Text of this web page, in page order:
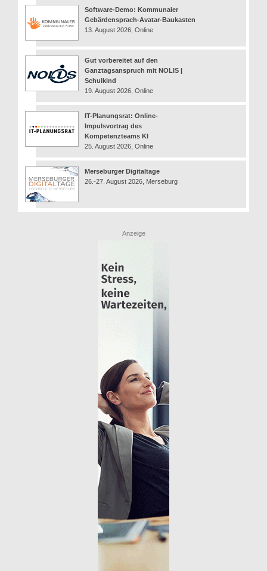
Software-Demo: Kommunaler
Gebärdensprach-Avatar-Baukasten
13. August 2026, Online
Gut vorbereitet auf den
Ganztagsanspruch mit NOLIS |
Schulkind
19. August 2026, Online
IT-Planungsrat: Online-
Impulsvortrag des
Kompetenzteams KI
25. August 2026, Online
Merseburger Digitaltage
26.-27. August 2026, Merseburg
Anzeige